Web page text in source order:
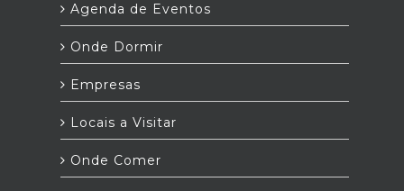
Agenda de Eventos
Onde Dormir
Empresas
Locais a Visitar
Onde Comer